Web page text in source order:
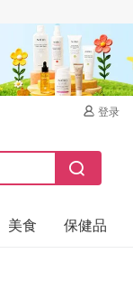
登录
美食 保健品